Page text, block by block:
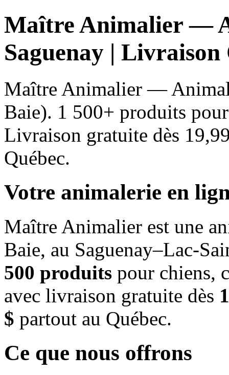
Maître Animalier —
Saguenay | Livraison
Maître Animalier —
Baie). 1 500+ produits
Livraison gratuite dès
Québec.
Votre animalerie en
Maître Animalier est une
Baie, au Saguenay–Lac-
500 produits pour chiens,
avec livraison gratuite dès
$ partout au Québec.
Ce que nous offrons